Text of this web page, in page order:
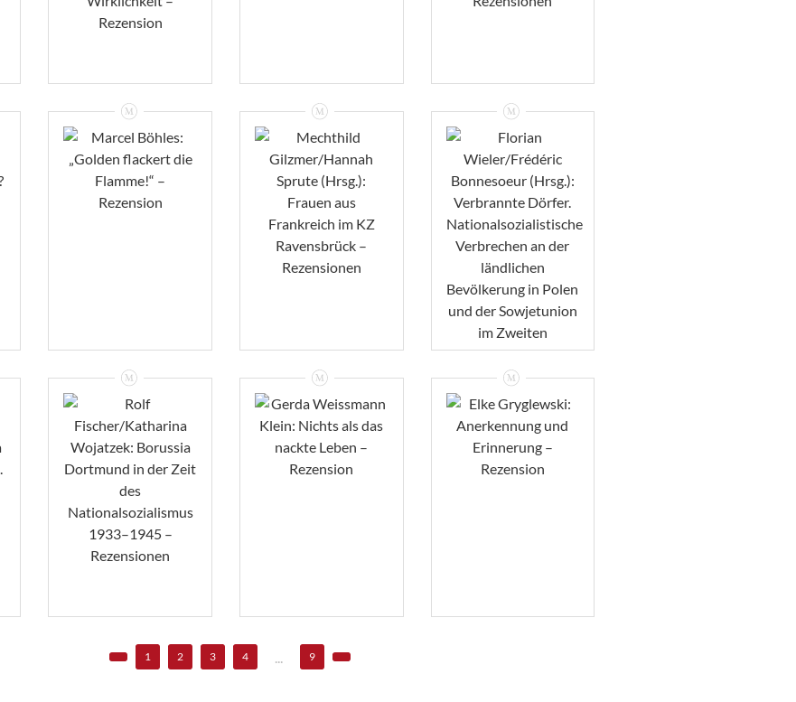
VIEW
Marcel Böhles:
„Golden Flackert
Mechthild
Gilzmer/Hannah
Sprute (Hrsg.):
Frauen Aus
Frankreich Im KZ
Rezensionen
Florian
Wieler/Frédéric
(Hrsg.): Verbrannte
Dörfer.
Nationalsozialistische
Verbrechen An
Der Ländlichen
Polen Und Der
Sowjetunion Im
– Rezension
VIEW
Rolf
Fischer/Katharina
Wojatzek: Borussia
Dortmund In Der
Nationalsozialismus
1933–1945 –
VIEW
Gerda Weissmann
Klein: Nichts Als
Elke Gryglewski:
Anerkennung Und
1 2 3 4 ... 9